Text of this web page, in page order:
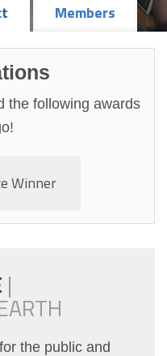
Members
the following awards
Winner
|
the public and